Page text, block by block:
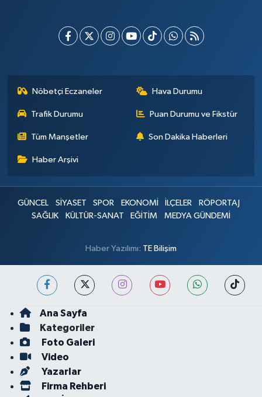
Nöbetçi Eczaneler Hava Durumu
Trafik Durumu Puan Durumu ve Fikstür
Tüm Manşetler Son Dakika Haberleri
Haber Arşivi
GÜNCEL SİYASET SPOR EKONOMİ İLÇELER
RÖPORTAJ
SAĞLIK
KÜLTÜR-SANAT EĞİTİM MEDYA GÜNDEMİ
Haber Yazılımı: TE Bilişim
Ana Sayfa
Kategoriler
Foto Galeri
Video
Yazarlar
Firma Rehberi